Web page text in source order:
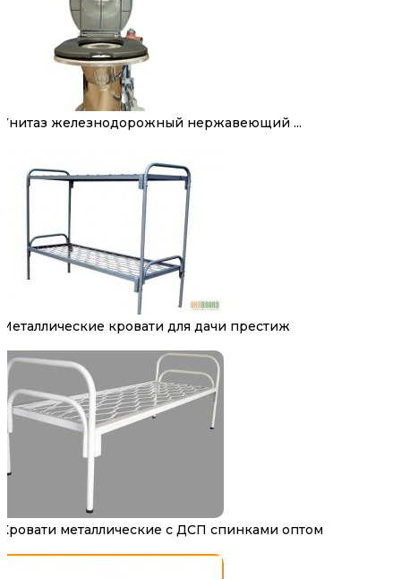
Унитаз железнодорожный нержавеющий ...
Металлические кровати для дачи престиж
Кровати металлические с ДСП спинками оптом